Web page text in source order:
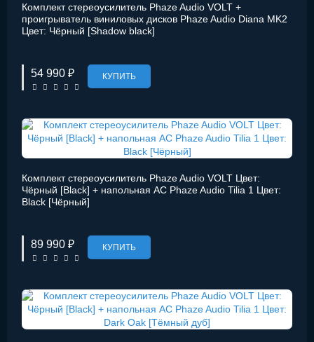
Комплект стереоусилитель Phaze Audio VOLT +
проигрыватель виниловых дисков Phaze Audio Diana MK2
Цвет: Чёрный [Shadow black]
54 990 ₽ КУПИТЬ
Комплект стереоусилитель Phaze Audio VOLT Цвет:
Чёрный [Black] + напольная АС Phaze Audio Tilia 1 Цвет:
Black [Чёрный]
89 990 ₽ КУПИТЬ